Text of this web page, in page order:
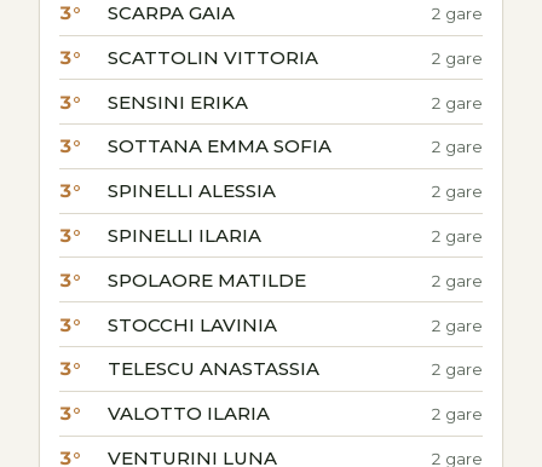
3° SCARPA GAIA 2 gare
3° SCATTOLIN VITTORIA 2 gare
3° SENSINI ERIKA 2 gare
3° SOTTANA EMMA SOFIA 2 gare
3° SPINELLI ALESSIA 2 gare
3° SPINELLI ILARIA 2 gare
3° SPOLAORE MATILDE 2 gare
3° STOCCHI LAVINIA 2 gare
3° TELESCU ANASTASSIA 2 gare
3° VALOTTO ILARIA 2 gare
3° VENTURINI LUNA 2 gare